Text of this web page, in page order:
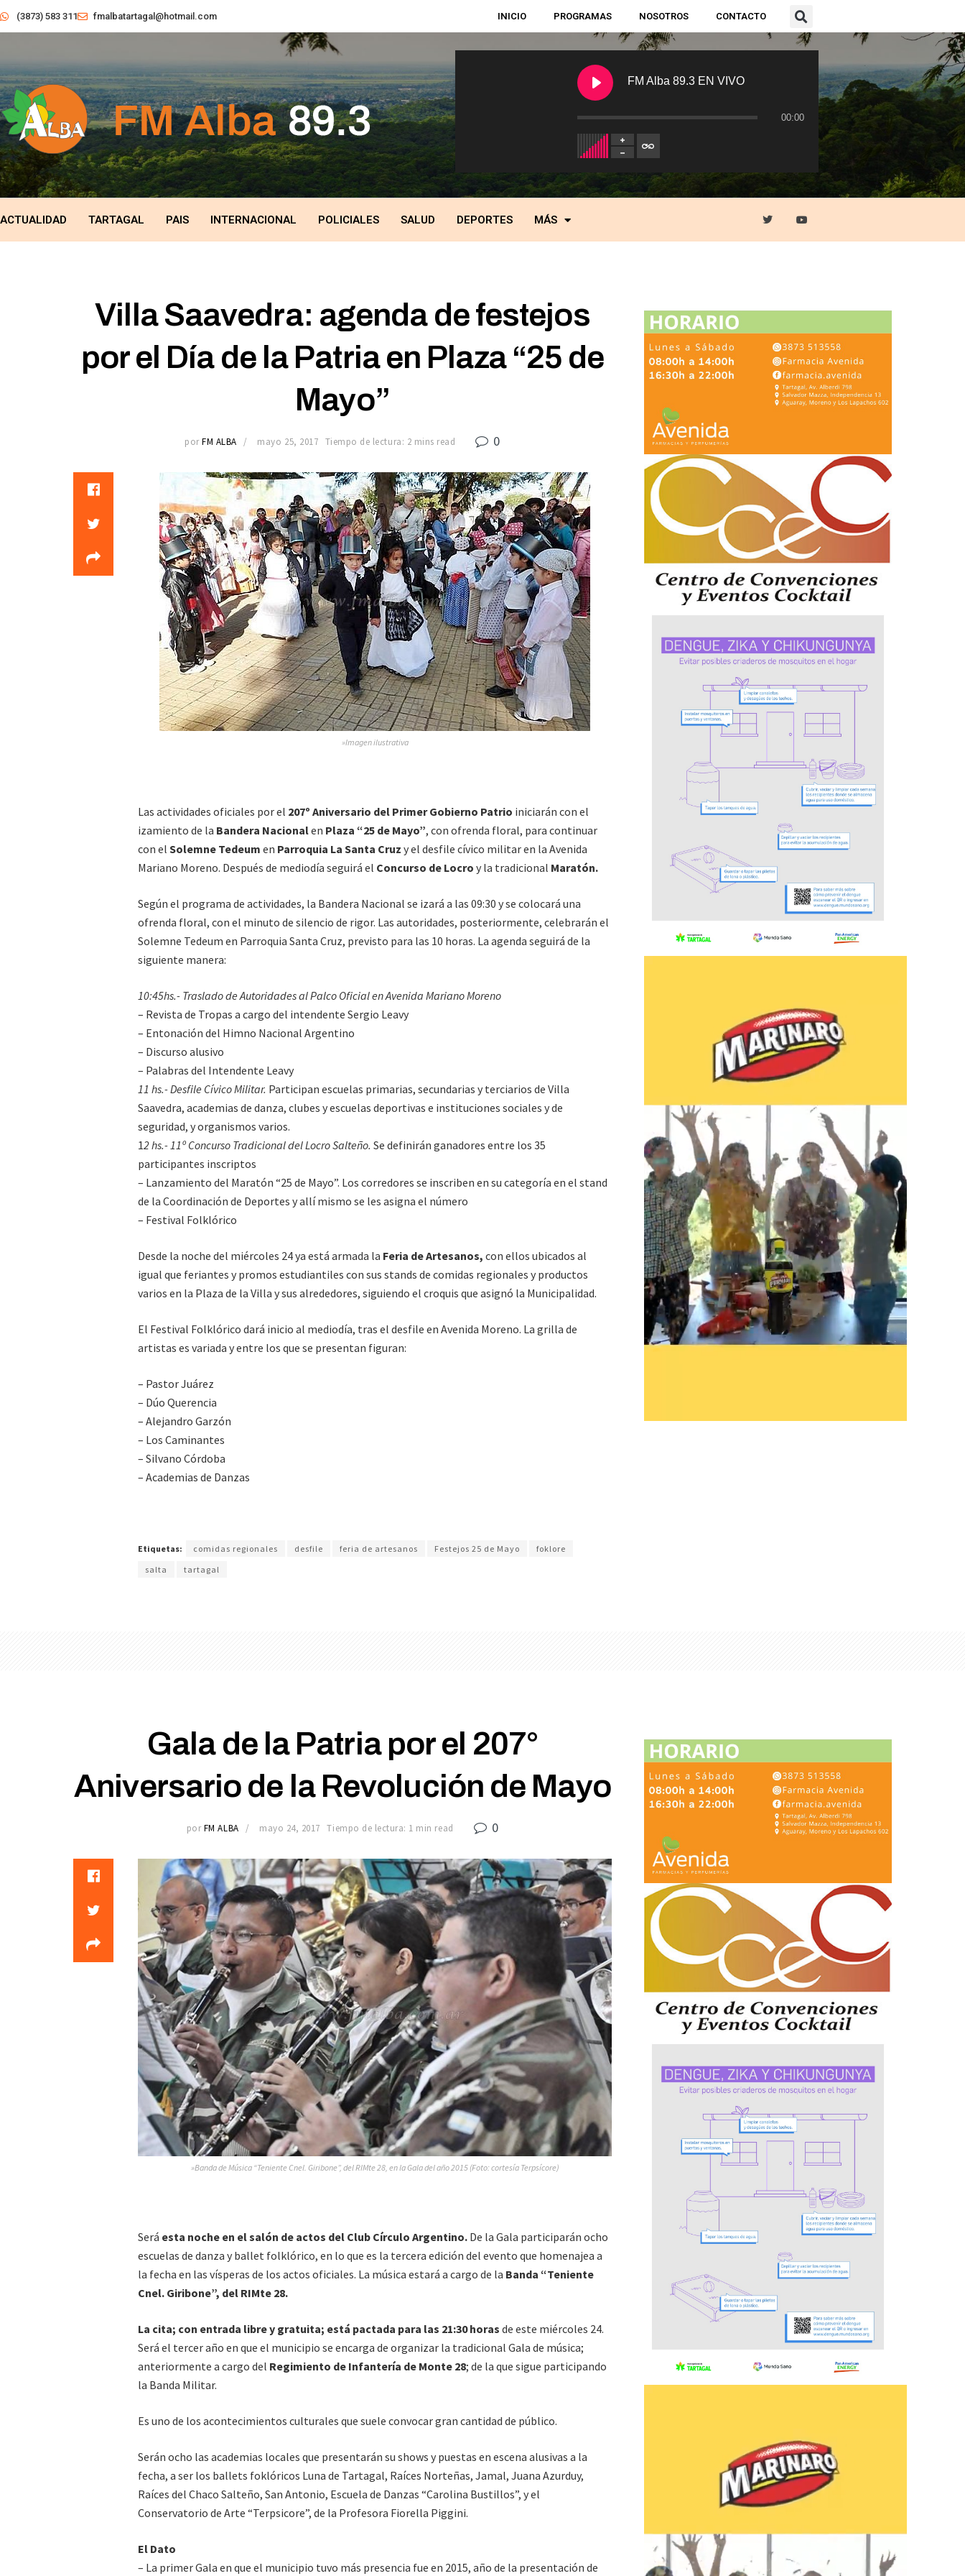
(3873) 583 311 fmalbatartagal@hotmail.com INICIO PROGRAMAS NOSOTROS CONTACTO
FM Alba 89.3 EN VIVO
00:00
ACTUALIDAD TARTAGAL PAIS INTERNACIONAL POLICIALES SALUD DEPORTES MÁS
Villa Saavedra: agenda de festejos
por el Día de la Patria en Plaza “25 de
Mayo”
por FM ALBA mayo 25, 2017 Tiempo de lectura: 2 mins read 0
»Imagen ilustrativa
Las actividades oficiales por el 207º Aniversario del Primer Gobierno Patrio iniciarán con el
izamiento de la Bandera Nacionalen Plaza “25 de Mayo”, con ofrenda floral, para continuar
con el Solemne Tedeum en Parroquia La Santa Cruz y el desfile cívico militar en la Avenida
Mariano Moreno. Después de mediodía seguirá el Concurso de Locro y la tradicional Maratón.
Según el programa de actividades, la Bandera Nacional se izará a las 09:30 y se colocará una
ofrenda floral, con el minuto de silencio de rigor. Las autoridades, posteriormente, celebrarán el
Solemne Tedeum en Parroquia Santa Cruz, previsto para las 10 horas. La agenda seguirá de la
siguiente manera:
10:45hs.- Traslado de Autoridades al Palco Oficial en Avenida Mariano Moreno
– Revista de Tropas a cargo del intendente Sergio Leavy
– Entonación del Himno Nacional Argentino
– Discurso alusivo
– Palabras del Intendente Leavy
11 hs.- Desfile Cívico Militar. Participan escuelas primarias, secundarias y terciarios de Villa
Saavedra, academias de danza, clubes y escuelas deportivas e instituciones sociales y de
seguridad, y organismos varios.
12 hs.- 11º Concurso Tradicional del Locro Salteño. Se definirán ganadores entre los 35
participantes inscriptos
– Lanzamiento del Maratón “25 de Mayo”. Los corredores se inscriben en su categoría en el stand
de la Coordinación de Deportes y allí mismo se les asigna el número
– Festival Folklórico
Desde la noche del miércoles 24 ya está armada la Feria de Artesanos, con ellos ubicados al
igual que feriantes y promos estudiantiles con sus stands de comidas regionales y productos
varios en la Plaza de la Villa y sus alrededores, siguiendo el croquis que asignó la Municipalidad.
El Festival Folklórico dará inicio al mediodía, tras el desfile en Avenida Moreno. La grilla de
artistas es variada y entre los que se presentan figuran:
– Pastor Juárez
– Dúo Querencia
– Alejandro Garzón
– Los Caminantes
– Silvano Córdoba
– Academias de Danzas
Etiquetas: comidas regionales desfile feria de artesanos Festejos 25 de Mayo
foklore
salta
tartagal
Gala de la Patria por el 207°
Aniversario de la Revolución de Mayo
por FM ALBA mayo 24, 2017 Tiempo de lectura: 1 min read 0
»Banda de Música “Teniente Cnel. Giribone”, del RIMte 28, en la Gala del año 2015 (Foto: cortesía Terpsícore)
Será esta noche en el salón de actos del Club Círculo Argentino. De la Gala participarán ocho
escuelas de danza y ballet folklórico, en lo que es la tercera edición del evento que homenajea a
la fecha en las vísperas de los actos oficiales. La música estará a cargo de la Banda “Teniente
Cnel. Giribone”, del RIMte 28.
La cita; con entrada libre y gratuita; está pactada para las 21:30 horas de este miércoles 24.
Será el tercer año en que el municipio se encarga de organizar la tradicional Gala de música;
anteriormente a cargo del Regimiento de Infantería de Monte 28; de la que sigue participando
la Banda Militar.
Es uno de los acontecimientos culturales que suele convocar gran cantidad de público.
Serán ocho las academias locales que presentarán su shows y puestas en escena alusivas a la
fecha, a ser los ballets foklóricos Luna de Tartagal, Raíces Norteñas, Jamal, Juana Azurduy,
Raíces del Chaco Salteño, San Antonio, Escuela de Danzas “Carolina Bustillos”, y el
Conservatorio de Arte “Terpsicore”, de la Profesora Fiorella Piggini.
El Dato
– La primer Gala en que el municipio tuvo más presencia fue en 2015, año de la presentación de